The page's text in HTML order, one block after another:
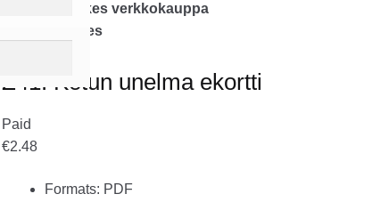
Rilkes verkkokauppa
1 pages
Z41. Ketun unelma ekortti
Paid
€2.48
Formats: PDF